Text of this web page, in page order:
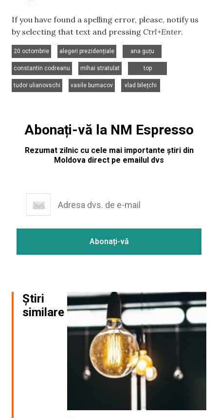
If you have found a spelling error, please, notify us
by selecting that text and pressing Ctrl+Enter.
20 octombrie
alegeri prezidențiale
ana guțu
constantin codreanu
mihai stratulat
top
tudor ulianovschi
vasile bumacov
vlad bilețchi
Abonați-vă la NM Espresso
Rezumat zilnic cu cele mai importante știri din
Moldova direct pe emailul dvs
Știri
similare